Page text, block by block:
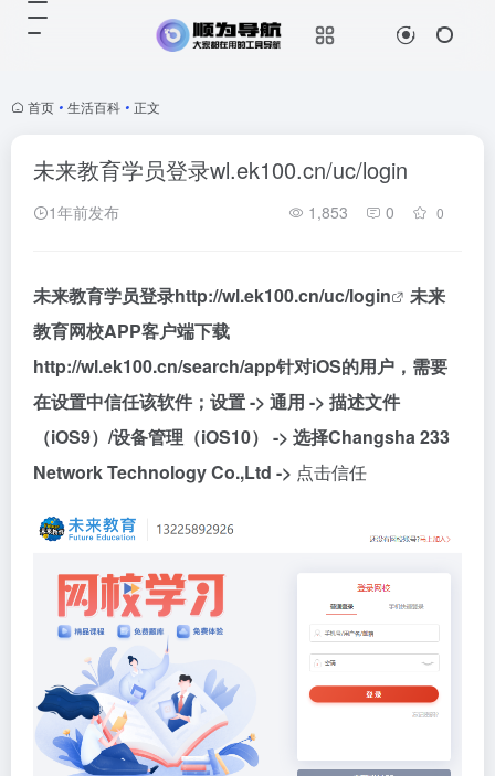
首页 • 生活百科 • 正文
未来教育学员登录wl.ek100.cn/uc/login
1年前发布 1,853 0 0
未来教育学员登录http://wl.ek100.cn/uc/login
未来
教育网校APP客户端下载
http://wl.ek100.cn/search/app针对iOS的用户，需要
在设置中信任该软件；设置 -> 通用 -> 描述文件
（iOS9）/设备管理（iOS10） -> 选择Changsha 233
Network Technology Co.,Ltd -> 点击信任